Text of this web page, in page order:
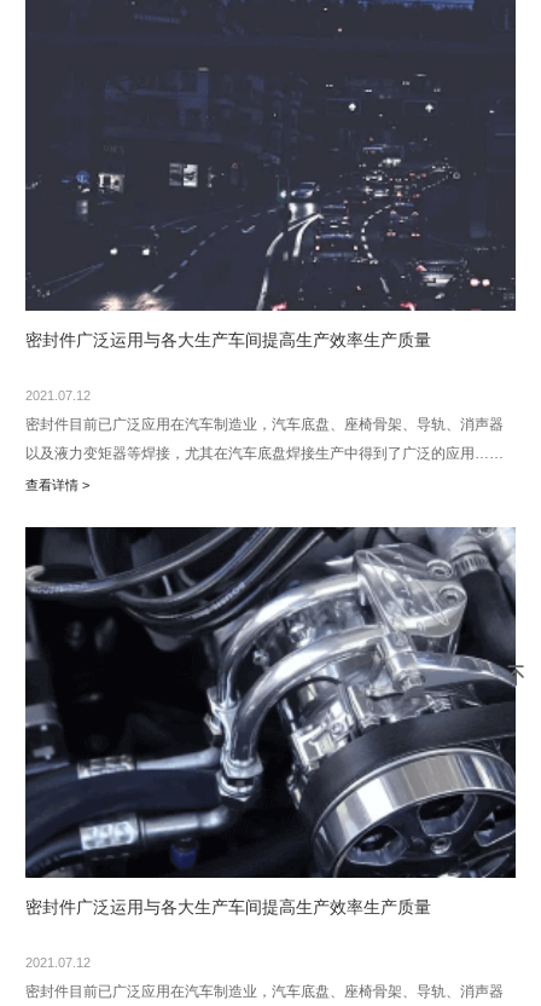
密封件广泛运用与各大生产车间提高生产效率生产质量
2021.07.12
密封件目前已广泛应用在汽车制造业，汽车底盘、座椅骨架、导轨、消声器
以及液力变矩器等焊接，尤其在汽车底盘焊接生产中得到了广泛的应用……
查看详情 >
密封件广泛运用与各大生产车间提高生产效率生产质量
2021.07.12
密封件目前已广泛应用在汽车制造业，汽车底盘、座椅骨架、导轨、消声器
